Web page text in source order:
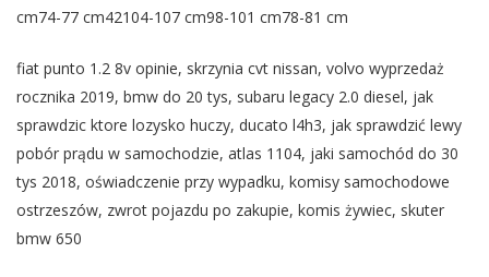
cm74-77 cm42104-107 cm98-101 cm78-81 cm
fiat punto 1.2 8v opinie, skrzynia cvt nissan, volvo wyprzedaż
rocznika 2019, bmw do 20 tys, subaru legacy 2.0 diesel, jak
sprawdzic ktore lozysko huczy, ducato l4h3, jak sprawdzić lewy
pobór prądu w samochodzie, atlas 1104, jaki samochód do 30
tys 2018, oświadczenie przy wypadku, komisy samochodowe
ostrzeszów, zwrot pojazdu po zakupie, komis żywiec, skuter
bmw 650